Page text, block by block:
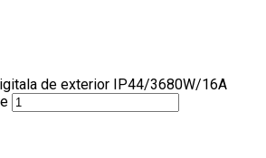
de exterior IP44/3680W/16A